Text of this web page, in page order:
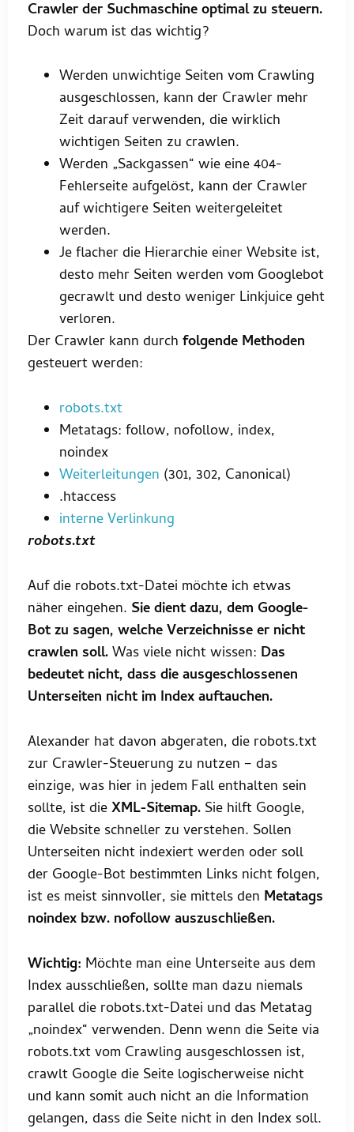
Crawler der Suchmaschine optimal zu steuern.
Doch warum ist das wichtig?
Werden unwichtige Seiten vom Crawling
ausgeschlossen, kann der Crawler mehr
Zeit darauf verwenden, die wirklich
wichtigen Seiten zu crawlen.
Werden „Sackgassen“ wie eine 404-
Fehlerseite aufgelöst, kann der Crawler
auf wichtigere Seiten weitergeleitet
werden.
Je flacher die Hierarchie einer Website ist,
desto mehr Seiten werden vom Googlebot
gecrawlt und desto weniger Linkjuice geht
verloren.
Der Crawler kann durch folgende Methoden
gesteuert werden:
robots.txt
Metatags: follow, nofollow, index,
noindex
Weiterleitungen (301, 302, Canonical)
.htaccess
interne Verlinkung
robots.txt
Auf die robots.txt-Datei möchte ich etwas
näher eingehen. Sie dient dazu, dem Google-
Bot zu sagen, welche Verzeichnisse er nicht
crawlen soll.Was viele nicht wissen: Das
bedeutet nicht, dass die ausgeschlossenen
Unterseiten nicht im Index auftauchen.
Alexander hat davon abgeraten, die robots.txt
zur Crawler-Steuerung zu nutzen – das
einzige, was hier in jedem Fall enthalten sein
sollte, ist dieXML-Sitemap. Sie hilft Google,
die Website schneller zu verstehen. Sollen
Unterseiten nicht indexiert werden oder soll
der Google-Bot bestimmten Links nicht folgen,
ist es meist sinnvoller, sie mittels den Metatags
noindex bzw. nofollow auszuschließen.
Wichtig: Möchte man eine Unterseite aus dem
Index ausschließen, sollte man dazu niemals
parallel die robots.txt-Datei und das Metatag
„noindex“ verwenden. Denn wenn die Seite via
robots.txt vom Crawling ausgeschlossen ist,
crawlt Google die Seite logischerweise nicht
und kann somit auch nicht an die Information
gelangen, dass die Seite nicht in den Index soll.